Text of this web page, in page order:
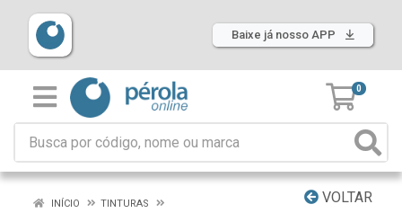
Baixe já nosso APP
0
VOLTAR
INÍCIO
TINTURAS